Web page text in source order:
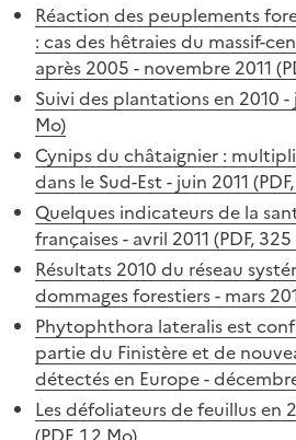
Réaction des peuplements
: cas des hêtraies du massif-
après 2005 - novembre 2011
Suivi des plantations en 2010 -
Mo)
Cynips du châtaignier :
dans le Sud-Est - juin 2011
Quelques indicateurs de la
françaises - avril 2011 (PDF,
Résultats 2010 du réseau
dommages forestiers - mars
Phytophthora lateralis est
partie du Finistère et de
détectés en Europe -
Les défoliateurs de feuillus en